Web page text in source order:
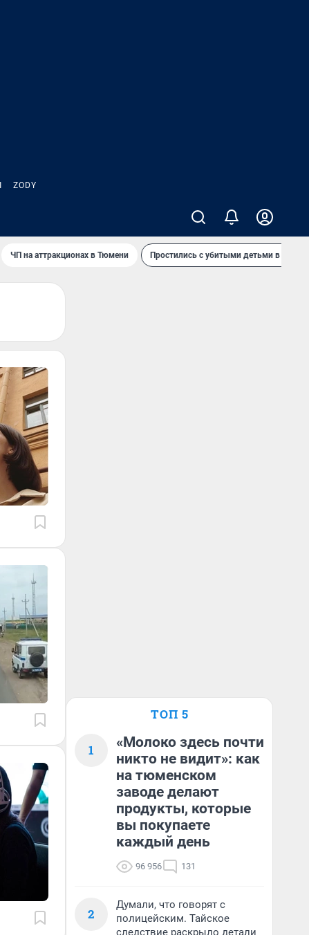
ZODY
ЧП на аттракционах в Тюмени Простились с убитыми детьми в
ТОП 5
1
«Молоко здесь почти
никто не видит»: как
на тюменском
заводе делают
продукты, которые
вы покупаете
каждый день
96 956 131
2
Думали, что говорят с
полицейским. Тайское
следствие раскрыло детали